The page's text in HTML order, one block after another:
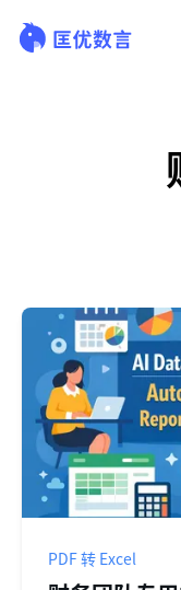
PDF 转 Excel